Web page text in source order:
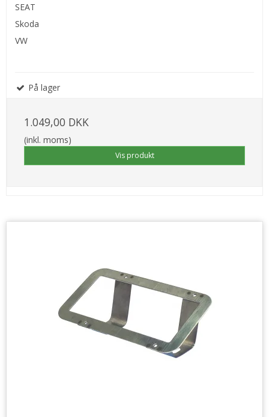
SEAT
Skoda
VW
På lager
1.049,00 DKK
(inkl. moms)
Vis produkt